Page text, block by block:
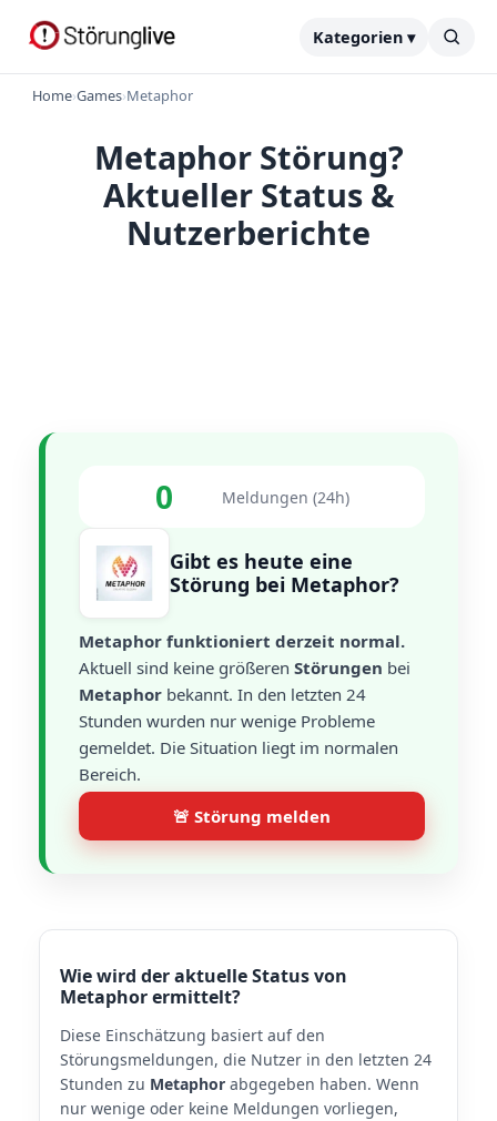
Kategorien ▾
Home›Games›Metaphor
Metaphor Störung?
Aktueller Status &
Nutzerberichte
0 Meldungen (24h)
Gibt es heute eine
Störung bei Metaphor?
Metaphor funktioniert derzeit normal.
Aktuell sind keine größeren Störungen bei
Metaphor bekannt. In den letzten 24
Stunden wurden nur wenige Probleme
gemeldet. Die Situation liegt im normalen
Bereich.
🚨 Störung melden
Wie wird der aktuelle Status von
Metaphor ermittelt?
Diese Einschätzung basiert auf den
Störungsmeldungen, die Nutzer in den letzten 24
Stunden zu Metaphor abgegeben haben. Wenn
nur wenige oder keine Meldungen vorliegen,